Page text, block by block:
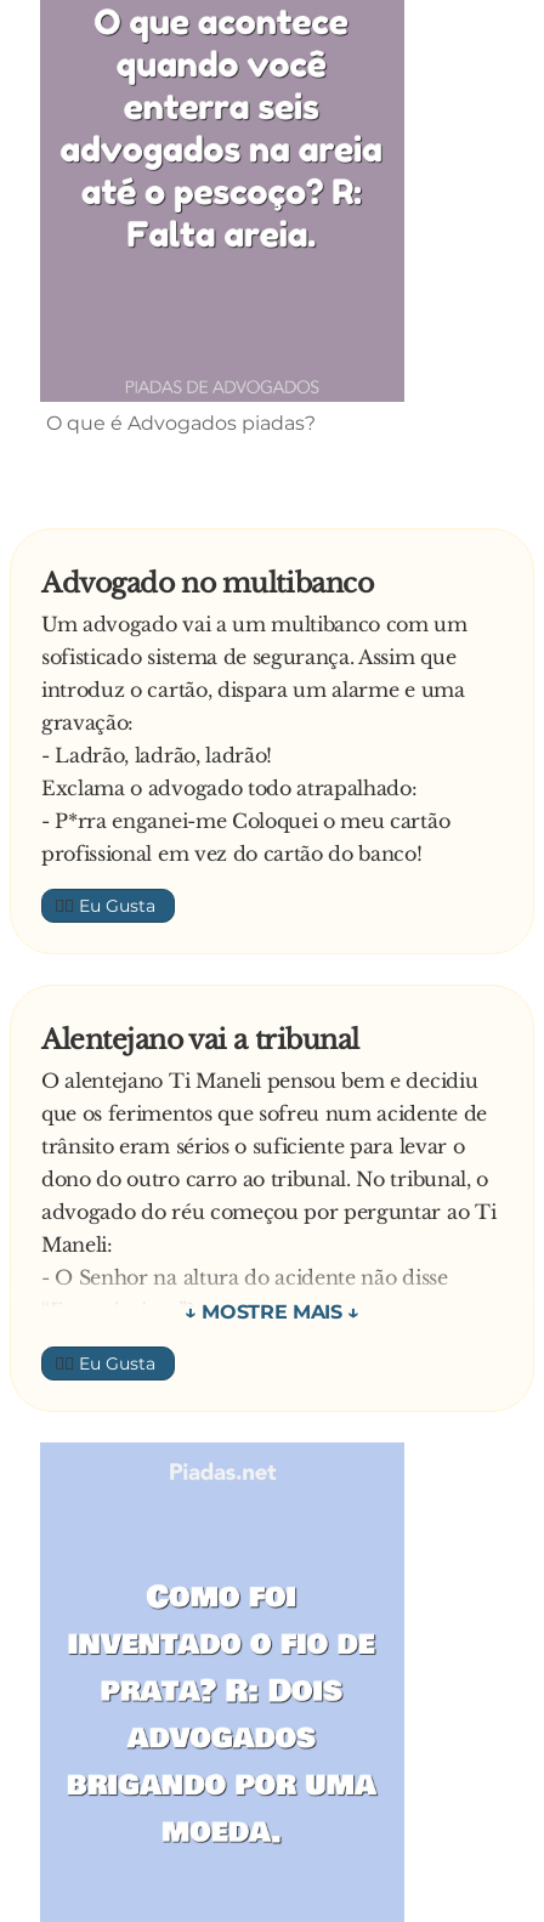
O que é Advogados piadas?
Advogado no multibanco
Um advogado vai a um multibanco com um
sofisticado sistema de segurança. Assim que
introduz o cartão, dispara um alarme e uma
gravação:
- Ladrão, ladrão, ladrão!
Exclama o advogado todo atrapalhado:
- P*rra enganei-me Coloquei o meu cartão
profissional em vez do cartão do banco!
👍🏼
Alentejano vai a tribunal
O alentejano Ti Maneli pensou bem e decidiu
que os ferimentos que sofreu num acidente de
trânsito eram sérios o suficiente para levar o
dono do outro carro ao tribunal. No tribunal, o
advogado do réu começou por perguntar ao Ti
Maneli:
- O Senhor na altura do acidente não disse
“Estou óptimo”?
Ti Maneli responde:
- Bem, eu vou contar o que aconteceu. Eu tinha
acabado de colocar minha mula favorita na
camionete…
- Eu não pedi detalhes Responda somente à
estava descendo a rua…
O advogado interrompe novamente e diz:
factos. Na cena do acidente este homem disse ao
soldado na GNR que estava bem. Agora, várias
semanas após o acidente ele está tentando
processar meu cliente, e isto não pode ser. Por
favor, poderia dizer-lhe que deve responder
👍🏼